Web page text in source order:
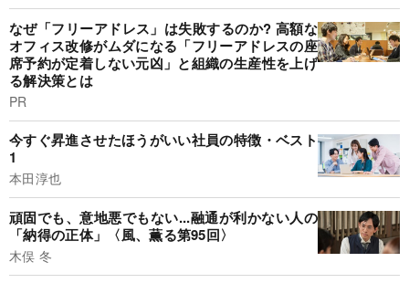
なぜ「フリーアドレス」は失敗するのか? 高額な
オフィス改修がムダになる「フリーアドレスの座
席予約が定着しない元凶」と組織の生産性を上げ
る解決策とは
PR
今すぐ昇進させたほうがいい社員の特徴・ベスト
1
本田淳也
頑固でも、意地悪でもない...融通が利かない人の
「納得の正体」〈風、薫る第95回〉
木俣 冬